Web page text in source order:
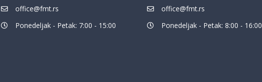
office@fmt.rs
Ponedeljak - Petak: 7:00 - 15:00
office@fmt.rs
Ponedeljak - Petak: 8:00 - 16:00